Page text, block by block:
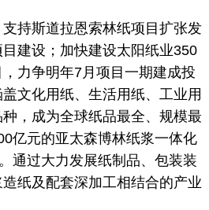
斯道拉恩索林纸项目扩张发
建设；加快建设太阳纸业350
力争明年7月项目一期建成投
文化用纸、生活用纸、工业用
，成为全球纸品最全、规模最
亿元的亚太森博林纸浆一体化
通过大力发展纸制品、包装装
纸及配套深加工相结合的产业